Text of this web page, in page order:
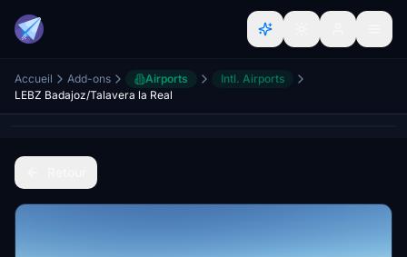
Accueil Add-ons Airports
Intl. Airports
LEBZ Badajoz/Talavera la Real